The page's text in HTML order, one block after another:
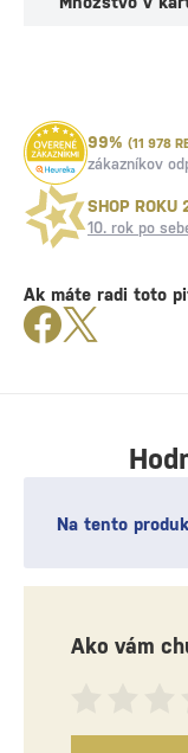
Na tento
Ako vám
99% (11 978
zákazníkov
SHOP ROKU
10. rok po
Ak máte radi toto